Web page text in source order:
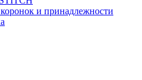
и принадлежности